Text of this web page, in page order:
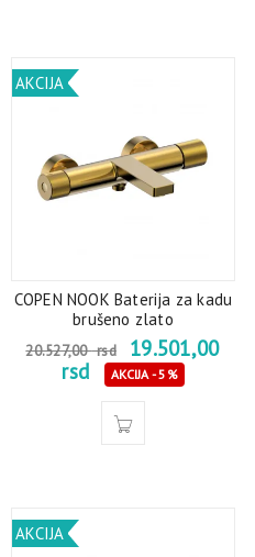
AKCIJA
COPEN NOOK Baterija za kadu
brušeno zlato
20.527,00rsd
19.501,00
rsd
AKCIJA - 5%
AKCIJA